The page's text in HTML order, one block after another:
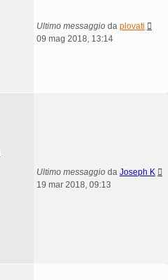
Ultimo messaggio da plovati
09 mag 2018, 13:14
Ultimo messaggio da Joseph K
19 mar 2018, 09:13